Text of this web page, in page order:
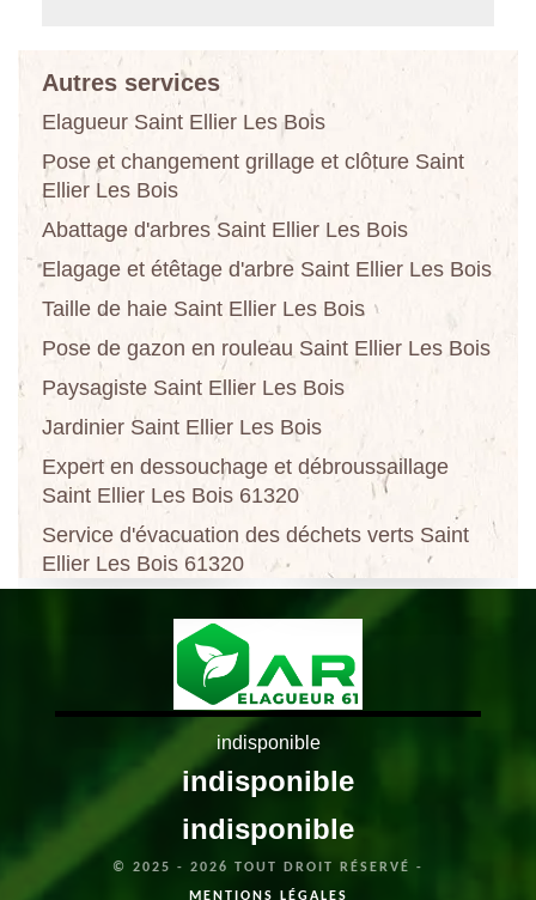
Autres services
Elagueur Saint Ellier Les Bois
Pose et changement grillage et clôture Saint
Ellier Les Bois
Abattage d'arbres Saint Ellier Les Bois
Elagage et étêtage d'arbre Saint Ellier Les Bois
Taille de haie Saint Ellier Les Bois
Pose de gazon en rouleau Saint Ellier Les Bois
Paysagiste Saint Ellier Les Bois
Jardinier Saint Ellier Les Bois
Expert en dessouchage et débroussaillage
Saint Ellier Les Bois 61320
Service d'évacuation des déchets verts Saint
Ellier Les Bois 61320
indisponible
indisponible
indisponible
© 2025 - 2026 TOUT DROIT RÉSERVÉ -
MENTIONS LÉGALES